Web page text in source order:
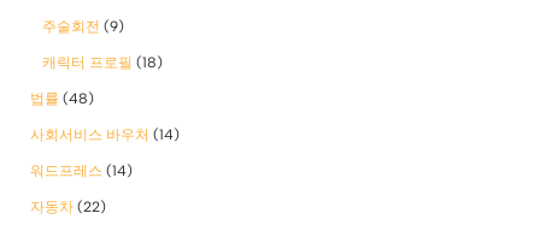
주술회전 (9)
캐릭터 프로필 (18)
법률 (48)
사회서비스 바우처 (14)
워드프레스 (14)
자동차 (22)